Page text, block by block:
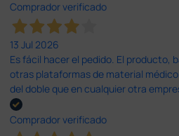
Comprador verificado
13 Jul 2026
Es fácil hacer el pedido. El producto,
otras plataformas de material
del doble que en cualquier otra
Comprador verificado